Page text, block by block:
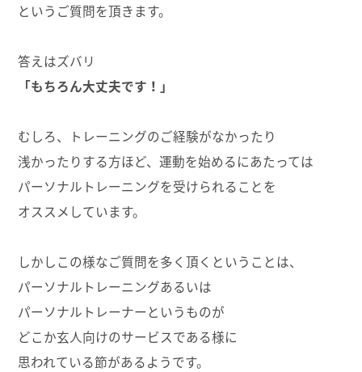
というご質問を頂きます。
答えはズバリ
「もちろん大丈夫です！」
むしろ、トレーニングのご経験がなかったり
浅かったりする方ほど、運動を始めるにあたっては
パーソナルトレーニングを受けられることを
オススメしています。
しかしこの様なご質問を多く頂くということは、
パーソナルトレーニングあるいは
パーソナルトレーナーというものが
どこか玄人向けのサービスである様に
思われている節があるようです。